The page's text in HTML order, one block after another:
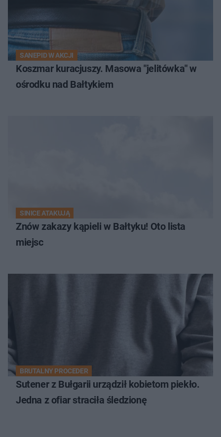
SANEPID W AKCJI
Koszmar kuracjuszy. Masowa "jelitówka" w
ośrodku nad Bałtykiem
SINICE ATAKUJĄ
Znów zakazy kąpieli w Bałtyku! Oto lista
miejsc
BRUTALNY PROCEDER
Sutener z Bułgarii urządził kobietom piekło.
Jedna z ofiar straciła śledzionę